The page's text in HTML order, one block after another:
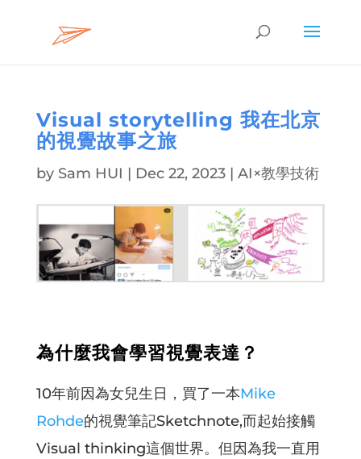
Visual storytelling 我在北京
的視覺故事之旅
by Sam HUI | Dec 22, 2023| AI×教學技術
為什麼我會學習視覺表達？
10年前因為女兒生日，買了一本Mike
Rohde的視覺筆記Sketchnote,而起始接觸
Visual thinking這個世界。但因為我一直用